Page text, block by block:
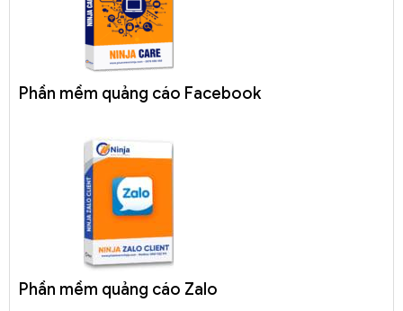
Phần mềm quảng cáo Facebook
Phần mềm quảng cáo Zalo